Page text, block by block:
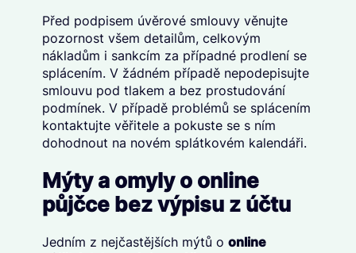
Před podpisem úvěrové smlouvy věnujte
pozornost všem detailům, celkovým
nákladům i sankcím za případné prodlení se
splácením. V žádném případě nepodepisujte
smlouvu pod tlakem a bez prostudování
podmínek. V případě problémů se splácením
kontaktujte věřitele a pokuste se s ním
dohodnout na novém splátkovém kalendáři.
Mýty a omyly o online
půjčce bez výpisu z účtu
Jedním z nejčastějších mýtů o online